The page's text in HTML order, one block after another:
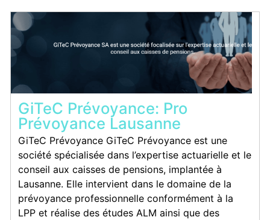
GiTeC Prévoyance: Pro
Prévoyance Lausanne
GiTeC Prévoyance GiTeC Prévoyance est une
société spécialisée dans l’expertise actuarielle et le
conseil aux caisses de pensions, implantée à
Lausanne. Elle intervient dans le domaine de la
prévoyance professionnelle conformément à la
LPP et réalise des études ALM ainsi que des